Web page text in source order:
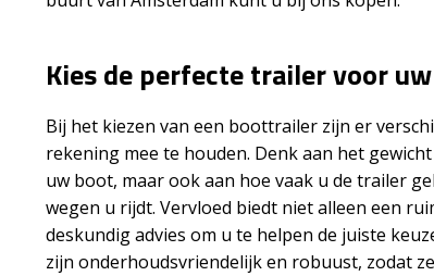
Kies de perfecte trailer voor
Bij het kiezen van een boottrailer zijn er
rekening mee te houden. Denk aan het
uw boot, maar ook aan hoe vaak u de trailer
wegen u rijdt. Vervloed biedt niet alleen een
deskundig advies om u te helpen de juiste
zijn onderhoudsvriendelijk en robuust, zodat